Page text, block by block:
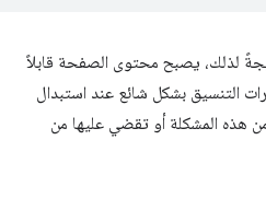
لذلك، يصبح محتوى الصفحة قابلاً
التنسيق بشكل شائع عند استبدال
هذه المشكلة أو تقضي عليها من